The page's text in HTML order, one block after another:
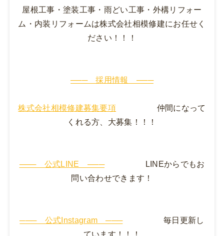
屋根工事・塗装工事・雨どい工事・外構リフォー
ム・内装リフォームは株式会社相模修建にお任せく
ださい！！！
─── 採用情報 ───
株式会社相模修建募集要項 仲間になって
くれる方、大募集！！！
─── 公式LINE ───LINEからでもお
問い合わせできます！
─── 公式Instagram ───毎日更新し